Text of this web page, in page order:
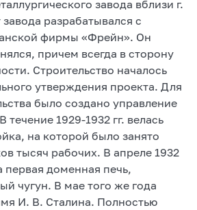
завода вблизи г.
разрабатывался с
фирмы «Фрейн». Он
причем всегда в сторону
Строительство началось
утверждения проекта. Для
было создано управление
течение 1929-1932 гг. велась
на которой было занято
тысяч рабочих. В апреле 1932
первая доменная печь,
чугун. В мае того же года
И. В. Сталина. Полностью